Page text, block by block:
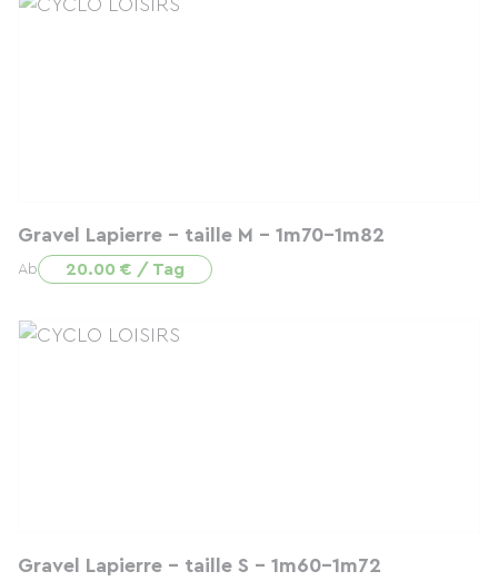
Gravel Lapierre - taille M - 1m70-1m82
Ab 20.00 € / Tag
Gravel Lapierre - taille S - 1m60-1m72